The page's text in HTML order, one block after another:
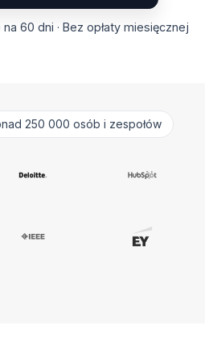
na 60 dni · Bez opłaty miesięcznej
250 000 osób i zespołów